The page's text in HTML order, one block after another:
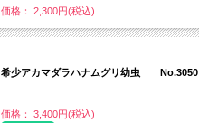
価格： 2,300円(税込)
希少アカマダラハナムグリ幼虫 No.3050
価格： 3,400円(税込)